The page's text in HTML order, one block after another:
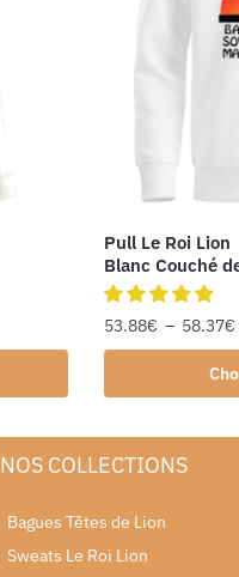
Pull Le Roi Lion
Blanc Couché
53.88€ – 58.37€
NOS COLLECTIONS
Bagues Têtes de Lion
Sweats Le Roi Lion